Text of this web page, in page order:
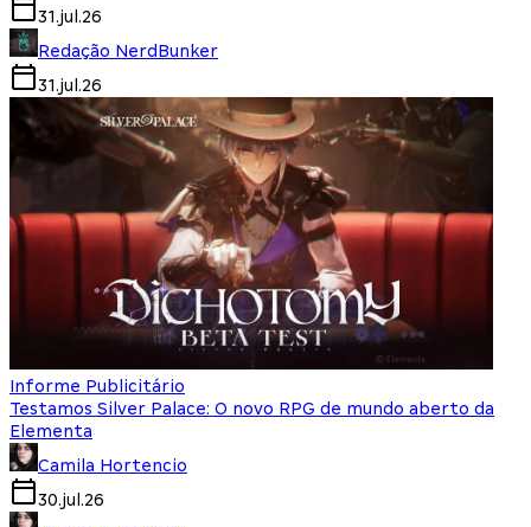
31.jul.26
Redação NerdBunker
31.jul.26
Informe Publicitário
Testamos Silver Palace: O novo RPG de mundo aberto da
Elementa
Camila Hortencio
30.jul.26